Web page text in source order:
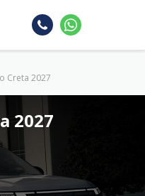
Creta 2027
2027